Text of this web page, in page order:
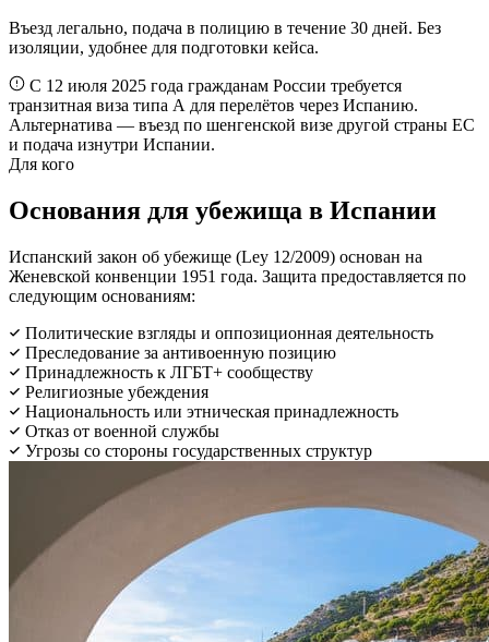
Въезд легально, подача в полицию в течение 30 дней. Без
изоляции, удобнее для подготовки кейса.
С 12 июля 2025 года гражданам России требуется
транзитная виза типа А для перелётов через Испанию.
Альтернатива — въезд по шенгенской визе другой страны ЕС
и подача изнутри Испании.
Для кого
Основания для убежища в Испании
Испанский закон об убежище (Ley 12/2009) основан на
Женевской конвенции 1951 года. Защита предоставляется по
следующим основаниям:
Политические взгляды и оппозиционная деятельность
Преследование за антивоенную позицию
Принадлежность к ЛГБТ+ сообществу
Религиозные убеждения
Национальность или этническая принадлежность
Отказ от военной службы
Угрозы со стороны государственных структур